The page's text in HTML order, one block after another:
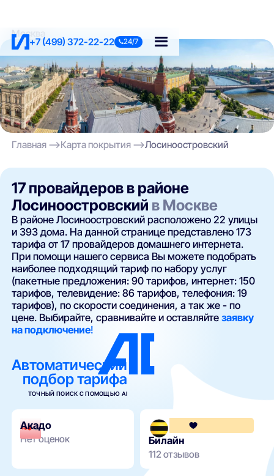
+7 (499) 372-22-22 24/7
Москва
Главная Карта покрытия Лосиноостровский
17 провайдеров в районе
Лосиноостровский в Москве
В районе Лосиноостровский расположено 22 улицы
и 393 дома. На данной странице представлено 173
тарифа от 17 провайдеров домашнего интернета.
При помощи нашего сервиса Вы можете подобрать
наиболее подходящий тариф по набору услуг
(пакетные предложения: 90 тарифов, интернет: 150
тарифов, телевидение: 86 тарифов, телефония: 19
тарифов), по скорости соединения, а так же - по
цене. Выбирайте, сравнивайте и оставляйтезаявку
на подключение!
Автоматический
подбор тарифа
ТОЧНЫЙ ПОИСК С ПОМОЩЬЮ AI
Акадо
Нет оценок Билайн
112 отзывов